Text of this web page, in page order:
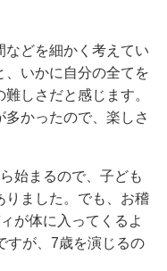
などを細かく考えてい
、いかに自分の全てを
しさだと感じます。
かったので、楽しさ
始まるので、子ども
りました。でも、お稽
が体に入ってくるよ
すが、7歳を演じるの